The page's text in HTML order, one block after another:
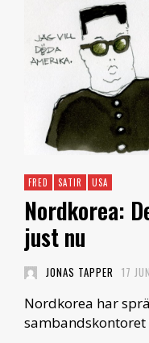
FRED SATIR USA
Nordkorea:
just nu
JONAS TAPPER 17
Nordkorea har